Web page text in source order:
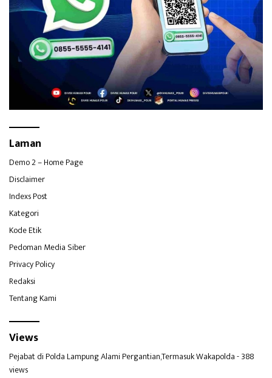
Laman
Demo 2 – Home Page
Disclaimer
Indexs Post
Kategori
Kode Etik
Pedoman Media Siber
Privacy Policy
Redaksi
Tentang Kami
Views
Pejabat di Polda Lampung Alami Pergantian,Termasuk Wakapolda- 388
views